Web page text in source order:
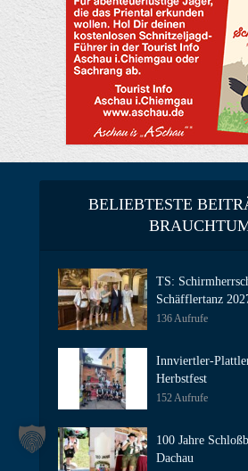
BELIEBTESTE
TS:
Schäfflertanz
136 Aufrufe
Innviertler-
Herbstfest
152 Aufrufe
100 Jahre
Dachau